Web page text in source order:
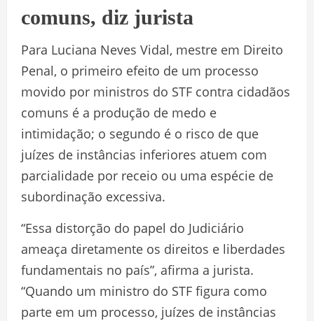
comuns, diz jurista
Para Luciana Neves Vidal, mestre em Direito
Penal, o primeiro efeito de um processo
movido por ministros do STF contra cidadãos
comuns é a produção de medo e
intimidação; o segundo é o risco de que
juízes de instâncias inferiores atuem com
parcialidade por receio ou uma espécie de
subordinação excessiva.
“Essa distorção do papel do Judiciário
ameaça diretamente os direitos e liberdades
fundamentais no país”, afirma a jurista.
“Quando um ministro do STF figura como
parte em um processo, juízes de instâncias